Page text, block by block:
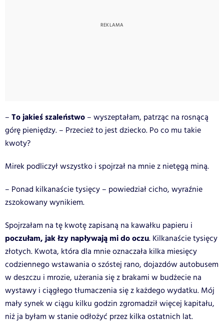
– To jakieś szaleństwo – wyszeptałam, patrząc na rosnącą
górę pieniędzy. – Przecież to jest dziecko. Po co mu takie
kwoty?
Mirek podliczył wszystko i spojrzał na mnie z nietęgą miną.
– Ponad kilkanaście tysięcy – powiedział cicho, wyraźnie
zszokowany wynikiem.
Spojrzałam na tę kwotę zapisaną na kawałku papieru i
poczułam, jak łzy napływają mi do oczu. Kilkanaście tysięcy
złotych. Kwota, która dla mnie oznaczała kilka miesięcy
codziennego wstawania o szóstej rano, dojazdów autobusem
w deszczu i mrozie, użerania się z brakami w budżecie na
wystawy i ciągłego tłumaczenia się z każdego wydatku. Mój
mały synek w ciągu kilku godzin zgromadził więcej kapitału,
niż ja byłam w stanie odłożyć przez kilka ostatnich lat.